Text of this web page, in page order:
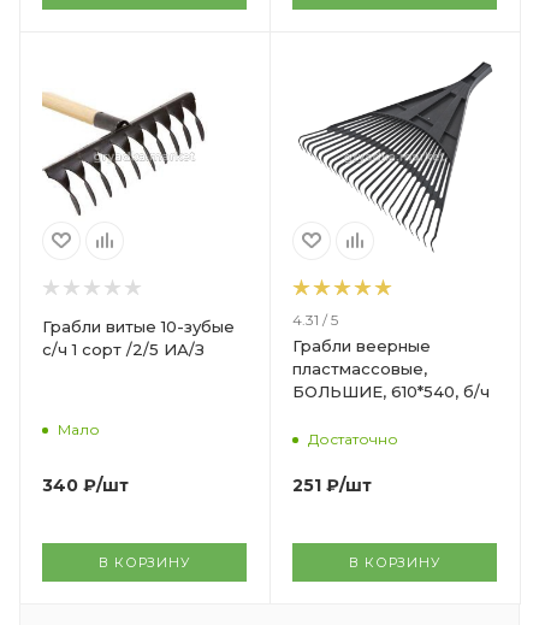
Грабли витые 10-зубые
с/ч 1 сорт /2/5 ИА/З
Мало
340 ₽/шт
В КОРЗИНУ
4.31 / 5
Грабли веерные
пластмассовые,
БОЛЬШИЕ, 610*540, б/ч
Достаточно
251 ₽/шт
В КОРЗИНУ